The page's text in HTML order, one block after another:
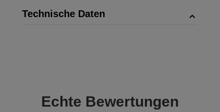
Technische Daten
Echte Bewertungen